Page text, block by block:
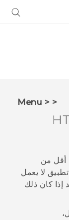
< < Menu
من
لا يعمل
كان ذلك